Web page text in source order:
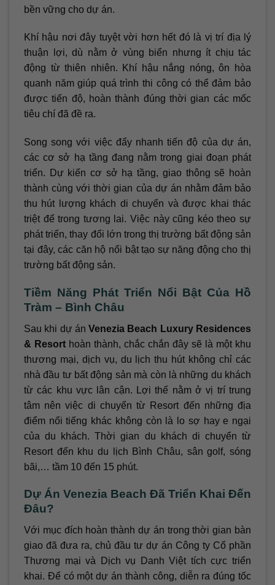
bền vững cho dự án.
Khí hậu nơi đây tuyệt vời hơn hết đó là vị trí địa lý
thuận lợi, dù nằm ở vùng biển nhưng ít chịu tác
động từ thiên nhiên. Khí hậu nắng nóng, ôn hòa
quanh năm giúp quá trình thi công có thể đảm bảo
được tiến độ, hoàn thành đúng thời gian các mốc
tiêu chí đã đề ra.
Song song với việc đẩy nhanh tiến độ của dự án,
các cơ sở hạ tầng đang nằm trong giai đoạn phát
triển. Dự kiến cơ sở hạ tầng, giao thông sẽ hoàn
thành cùng với thời gian của dự án nhằm đảm bảo
thu hút lượng khách di chuyển và được khai thác
triệt để trong tương lai. Việc này cũng kéo theo sự
phát triển, thay đổi lớn trong thị trường bất động sản
tại đây, các căn hộ nổi bật tạo sự năng động cho thị
trường bất động sản.
Tiềm Năng Phát Triển Nổi Bật Của Hồ
Tràm – Bình Châu
Sau khi dự ánVenezia Beach Luxury Residences
& Resort hoàn thành, chắc chắn đây sẽ là một khu
thương mại, dịch vụ, du lịch thu hút không chỉ các
nhà đầu tư bất động sản mà còn là những du khách
từ các khu vực lân cận. Lợi thế nằm ở vị trí trung
tâm nên việc di chuyển từ Resort đến những địa
điểm nổi tiếng khác không còn là lo sợ hay e ngại
của du khách. Thời gian du khách di chuyển từ
Resort đến khu du lịch Bình Châu, sân golf, sóng
bãi,… tầm 10 đến 15 phút.
Dự Án Venezia Beach Đã Triển Khai Đến
Đâu?
Với mục đích hoàn thành dự án trong thời gian bàn
giao đã đưa ra, chủ đầu tư dự án Công ty Cổ phần
Thương mại và Dịch vụ Danh Việt tích cực triển
khai. Để có một dự án thành công, diễn ra đúng tốc